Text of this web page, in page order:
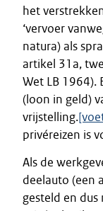
het
‘vervoer
natura) als
artikel 31a,
Wet LB 1964).
(loon in geld)
vrijstelling.
privéreizen is
Als de
deelauto (een
gesteld en